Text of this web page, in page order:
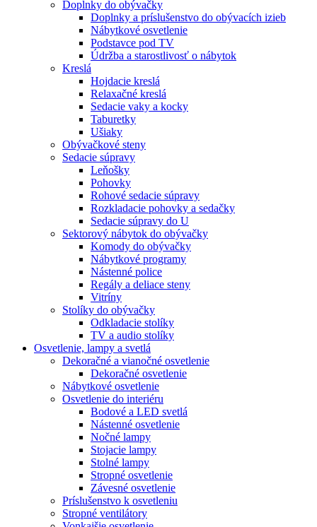
Doplnky do obývačky
Doplnky a príslušenstvo do obývacích izieb
Nábytkové osvetlenie
Podstavce pod TV
Údržba a starostlivosť o nábytok
Kreslá
Hojdacie kreslá
Relaxačné kreslá
Sedacie vaky a kocky
Taburetky
Ušiaky
Obývačkové steny
Sedacie súpravy
Leňošky
Pohovky
Rohové sedacie súpravy
Rozkladacie pohovky a sedačky
Sedacie súpravy do U
Sektorový nábytok do obývačky
Komody do obývačky
Nábytkové programy
Nástenné police
Regály a deliace steny
Vitríny
Stolíky do obývačky
Odkladacie stolíky
TV a audio stolíky
Osvetlenie, lampy a svetlá
Dekoračné a vianočné osvetlenie
Dekoračné osvetlenie
Nábytkové osvetlenie
Osvetlenie do interiéru
Bodové a LED svetlá
Nástenné osvetlenie
Nočné lampy
Stojacie lampy
Stolné lampy
Stropné osvetlenie
Závesné osvetlenie
Príslušenstvo k osvetleniu
Stropné ventilátory